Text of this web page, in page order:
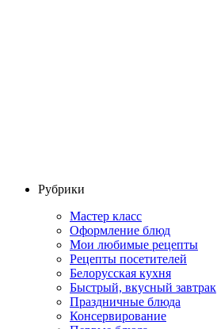
Рубрики
Мастер класс
Оформление блюд
Мои любимые рецепты
Рецепты посетителей
Белорусская кухня
Быстрый, вкусный завтрак
Праздничные блюда
Консервирование